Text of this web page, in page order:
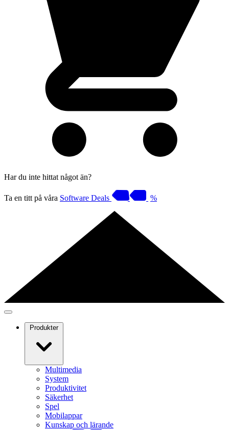
Har du inte hittat något än?
Ta en titt på våra Software Deals %
Produkter
Multimedia
System
Produktivitet
Säkerhet
Spel
Mobilappar
Kunskap och lärande